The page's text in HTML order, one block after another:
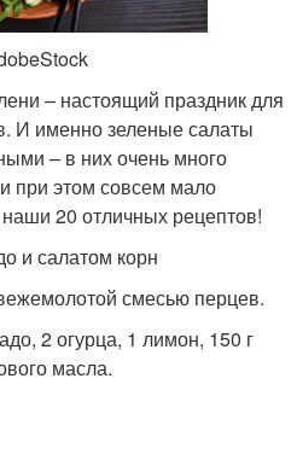
– настоящий праздник для
И именно зеленые салаты
– в них очень много
при этом совсем мало
20 отличных рецептов!
и салатом корн
смесью перцев.
2 огурца, 1 лимон, 150 г
масла.